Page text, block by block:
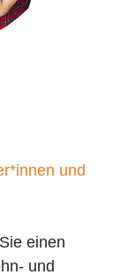
und
einen
und